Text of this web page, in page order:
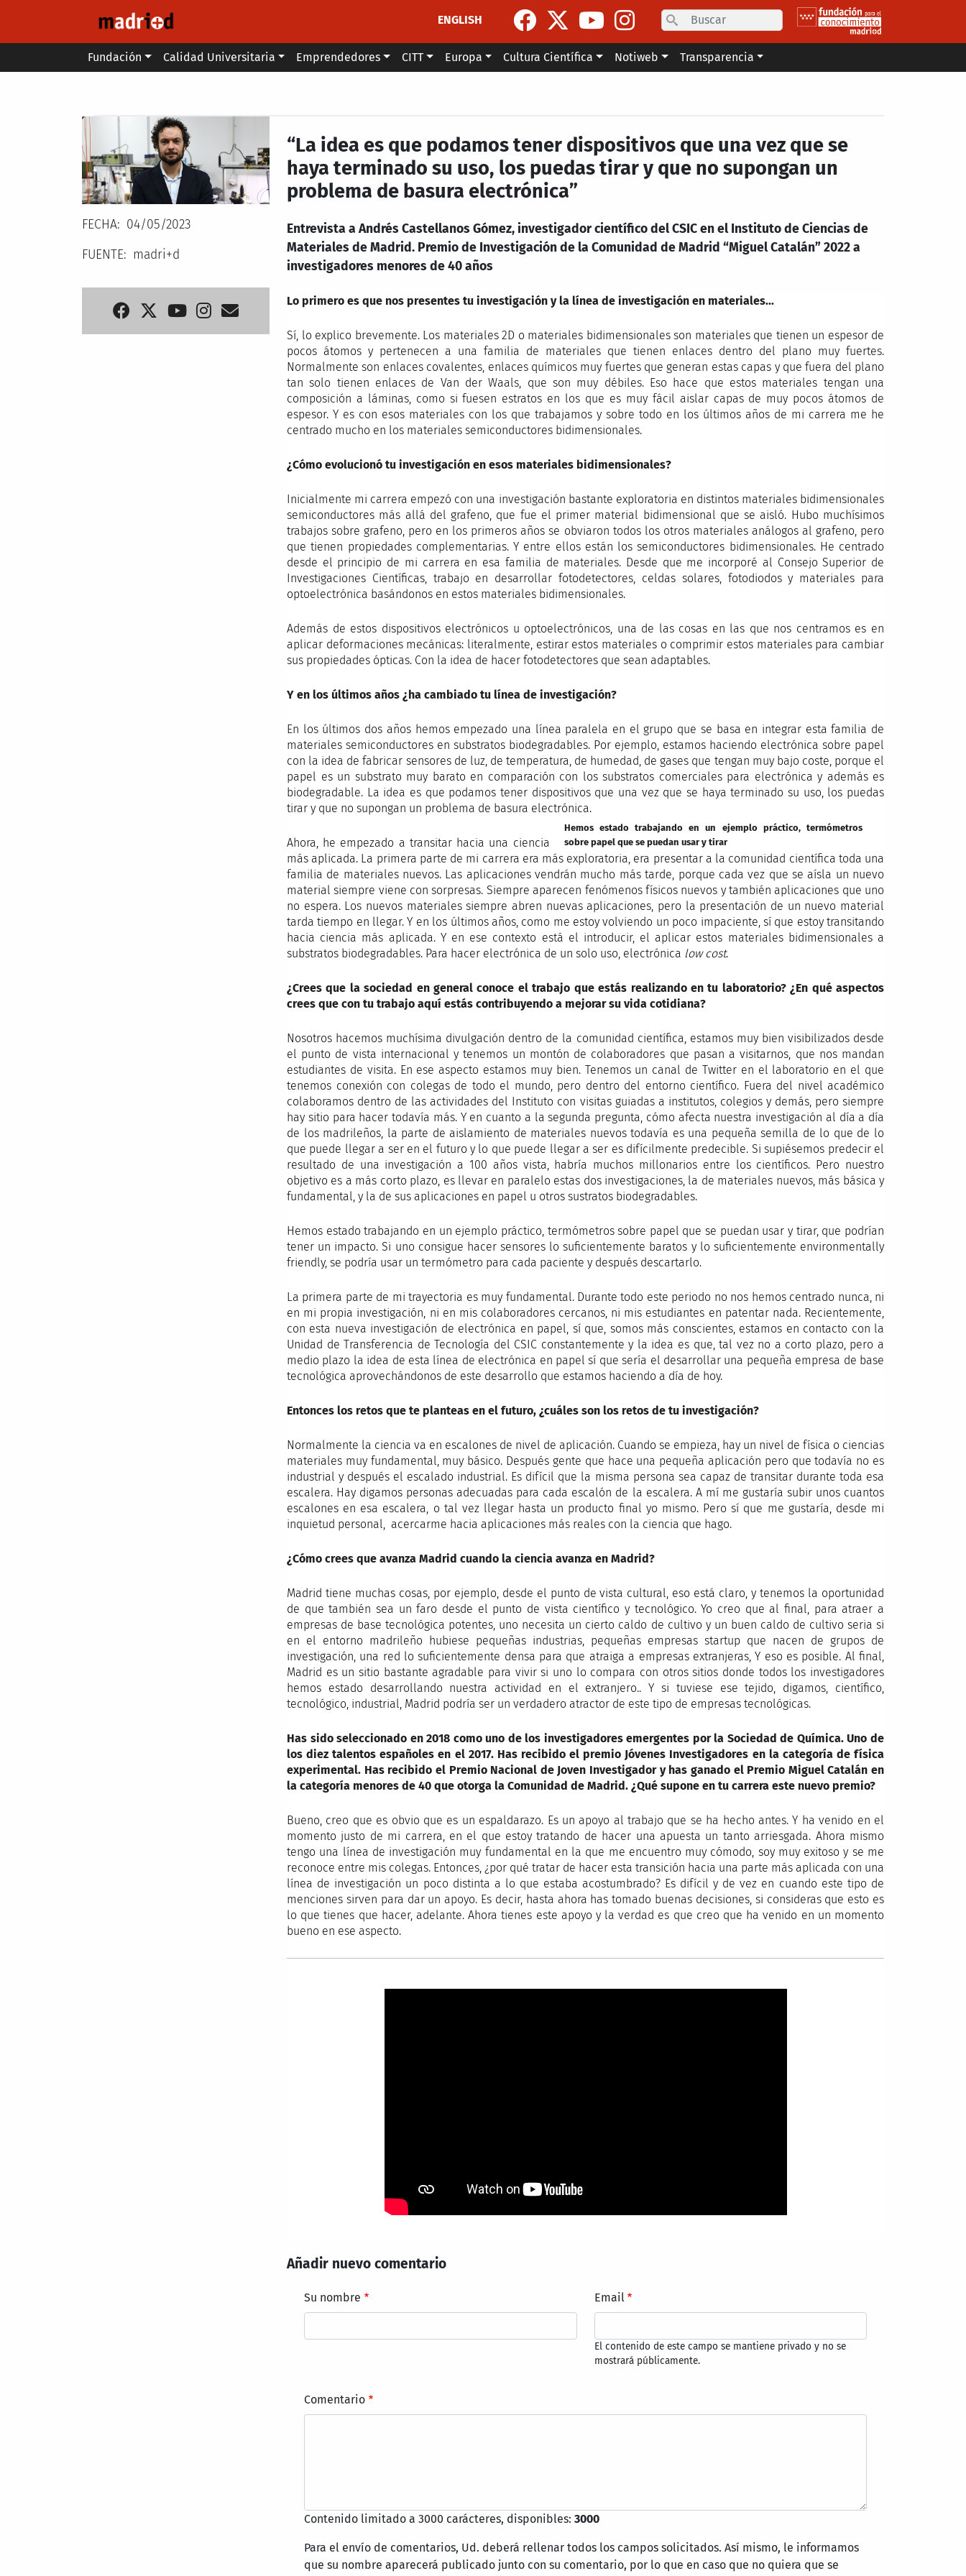
ENGLISH
Search
Main menu
Fundación Calidad Universitaria Emprendedores CITT Europa Cultura Científica Notiweb Transparencia
FECHA
04/05/2023
FUENTE
madri+d
“La idea es que podamos tener dispositivos que una vez que se
haya terminado su uso, los puedas tirar y que no supongan un
problema de basura electrónica”
Entrevista a Andrés Castellanos Gómez, investigador científico del CSIC en el Instituto de Ciencias de
Materiales de Madrid. Premio de Investigación de la Comunidad de Madrid “Miguel Catalán” 2022 a
investigadores menores de 40 años
Lo primero es que nos presentes tu investigación y la línea de investigación en materiales...
Sí, lo explico brevemente. Los materiales 2D o materiales bidimensionales son materiales que tienen un espesor de
pocos átomos y pertenecen a una familia de materiales que tienen enlaces dentro del plano muy fuertes.
Normalmente son enlaces covalentes, enlaces químicos muy fuertes que generan estas capas y que fuera del plano
tan solo tienen enlaces de Van der Waals, que son muy débiles. Eso hace que estos materiales tengan una
composición a láminas, como si fuesen estratos en los que es muy fácil aislar capas de muy pocos átomos de
espesor. Y es con esos materiales con los que trabajamos y sobre todo en los últimos años de mi carrera me he
centrado mucho en los materiales semiconductores bidimensionales.
¿Cómo evolucionó tu investigación en esos materiales bidimensionales?
Inicialmente mi carrera empezó con una investigación bastante exploratoria en distintos materiales bidimensionales
semiconductores más allá del grafeno, que fue el primer material bidimensional que se aisló. Hubo muchísimos
trabajos sobre grafeno, pero en los primeros años se obviaron todos los otros materiales análogos al grafeno, pero
que tienen propiedades complementarias. Y entre ellos están los semiconductores bidimensionales. He centrado
desde el principio de mi carrera en esa familia de materiales. Desde que me incorporé al Consejo Superior de
Investigaciones Científicas, trabajo en desarrollar fotodetectores, celdas solares, fotodiodos y materiales para
optoelectrónica basándonos en estos materiales bidimensionales.
Además de estos dispositivos electrónicos u optoelectrónicos, una de las cosas en las que nos centramos es en
aplicar deformaciones mecánicas: literalmente, estirar estos materiales o comprimir estos materiales para cambiar
sus propiedades ópticas. Con la idea de hacer fotodetectores que sean adaptables.
Y en los últimos años ¿ha cambiado tu línea de investigación?
En los últimos dos años hemos empezado una línea paralela en el grupo que se basa en integrar esta familia de
materiales semiconductores en substratos biodegradables. Por ejemplo, estamos haciendo electrónica sobre papel
con la idea de fabricar sensores de luz, de temperatura, de humedad, de gases que tengan muy bajo coste, porque el
papel es un substrato muy barato en comparación con los substratos comerciales para electrónica y además es
biodegradable. La idea es que podamos tener dispositivos que una vez que se haya terminado su uso, los puedas
tirar y que no supongan un problema de basura electrónica.
Hemos estado trabajando en un ejemplo práctico, termómetros
sobre papel que se puedan usar y tirar
Ahora, he empezado a transitar hacia una ciencia
más aplicada. La primera parte de mi carrera era más exploratoria, era presentar a la comunidad científica toda una
familia de materiales nuevos. Las aplicaciones vendrán mucho más tarde, porque cada vez que se aísla un nuevo
material siempre viene con sorpresas. Siempre aparecen fenómenos físicos nuevos y también aplicaciones que uno
no espera. Los nuevos materiales siempre abren nuevas aplicaciones, pero la presentación de un nuevo material
tarda tiempo en llegar. Y en los últimos años, como me estoy volviendo un poco impaciente, sí que estoy transitando
hacia ciencia más aplicada. Y en ese contexto está el introducir, el aplicar estos materiales bidimensionales a
substratos biodegradables. Para hacer electrónica de un solo uso, electrónica low cost.
¿Crees que la sociedad en general conoce el trabajo que estás realizando en tu laboratorio? ¿En qué aspectos
crees que con tu trabajo aquí estás contribuyendo a mejorar su vida cotidiana?
Nosotros hacemos muchísima divulgación dentro de la comunidad científica, estamos muy bien visibilizados desde
el punto de vista internacional y tenemos un montón de colaboradores que pasan a visitarnos, que nos mandan
estudiantes de visita. En ese aspecto estamos muy bien. Tenemos un canal de Twitter en el laboratorio en el que
tenemos conexión con colegas de todo el mundo, pero dentro del entorno científico. Fuera del nivel académico
colaboramos dentro de las actividades del Instituto con visitas guiadas a institutos, colegios y demás, pero siempre
hay sitio para hacer todavía más. Y en cuanto a la segunda pregunta, cómo afecta nuestra investigación al día a día
de los madrileños, la parte de aislamiento de materiales nuevos todavía es una pequeña semilla de lo que de lo
que puede llegar a ser en el futuro y lo que puede llegar a ser es difícilmente predecible. Si supiésemos predecir el
resultado de una investigación a 100 años vista, habría muchos millonarios entre los científicos. Pero nuestro
objetivo es a más corto plazo, es llevar en paralelo estas dos investigaciones, la de materiales nuevos, más básica y
fundamental, y la de sus aplicaciones en papel u otros sustratos biodegradables.
Hemos estado trabajando en un ejemplo práctico, termómetros sobre papel que se puedan usar y tirar, que podrían
tener un impacto. Si uno consigue hacer sensores lo suficientemente baratos y lo suficientemente environmentally
friendly, se podría usar un termómetro para cada paciente y después descartarlo.
La primera parte de mi trayectoria es muy fundamental. Durante todo este periodo no nos hemos centrado nunca, ni
en mi propia investigación, ni en mis colaboradores cercanos, ni mis estudiantes en patentar nada. Recientemente,
con esta nueva investigación de electrónica en papel, sí que, somos más conscientes, estamos en contacto con la
Unidad de Transferencia de Tecnología del CSIC constantemente y la idea es que, tal vez no a corto plazo, pero a
medio plazo la idea de esta línea de electrónica en papel sí que sería el desarrollar una pequeña empresa de base
tecnológica aprovechándonos de este desarrollo que estamos haciendo a día de hoy.
Entonces los retos que te planteas en el futuro, ¿cuáles son los retos de tu investigación?
Normalmente la ciencia va en escalones de nivel de aplicación. Cuando se empieza, hay un nivel de física o ciencias
materiales muy fundamental, muy básico. Después gente que hace una pequeña aplicación pero que todavía no es
industrial y después el escalado industrial. Es difícil que la misma persona sea capaz de transitar durante toda esa
escalera. Hay digamos personas adecuadas para cada escalón de la escalera. A mí me gustaría subir unos cuantos
escalones en esa escalera, o tal vez llegar hasta un producto final yo mismo. Pero sí que me gustaría, desde mi
inquietud personal, acercarme hacia aplicaciones más reales con la ciencia que hago.
¿Cómo crees que avanza Madrid cuando la ciencia avanza en Madrid?
Madrid tiene muchas cosas, por ejemplo, desde el punto de vista cultural, eso está claro, y tenemos la oportunidad
de que también sea un faro desde el punto de vista científico y tecnológico. Yo creo que al final, para atraer a
empresas de base tecnológica potentes, uno necesita un cierto caldo de cultivo y un buen caldo de cultivo seria si
en el entorno madrileño hubiese pequeñas industrias, pequeñas empresas startup que nacen de grupos de
investigación, una red lo suficientemente densa para que atraiga a empresas extranjeras, Y eso es posible. Al final,
Madrid es un sitio bastante agradable para vivir si uno lo compara con otros sitios donde todos los investigadores
hemos estado desarrollando nuestra actividad en el extranjero.. Y si tuviese ese tejido, digamos, científico,
tecnológico, industrial, Madrid podría ser un verdadero atractor de este tipo de empresas tecnológicas.
Has sido seleccionado en 2018 como uno de los investigadores emergentes por la Sociedad de Química. Uno de
los diez talentos españoles en el 2017. Has recibido el premio Jóvenes Investigadores en la categoría de física
experimental. Has recibido el Premio Nacional de Joven Investigador y has ganado el Premio Miguel Catalán en
la categoría menores de 40 que otorga la Comunidad de Madrid. ¿Qué supone en tu carrera este nuevo premio?
Bueno, creo que es obvio que es un espaldarazo. Es un apoyo al trabajo que se ha hecho antes. Y ha venido en el
momento justo de mi carrera, en el que estoy tratando de hacer una apuesta un tanto arriesgada. Ahora mismo
tengo una línea de investigación muy fundamental en la que me encuentro muy cómodo, soy muy exitoso y se me
reconoce entre mis colegas. Entonces, ¿por qué tratar de hacer esta transición hacia una parte más aplicada con una
línea de investigación un poco distinta a lo que estaba acostumbrado? Es difícil y de vez en cuando este tipo de
menciones sirven para dar un apoyo. Es decir, hasta ahora has tomado buenas decisiones, si consideras que esto es
lo que tienes que hacer, adelante. Ahora tienes este apoyo y la verdad es que creo que ha venido en un momento
bueno en ese aspecto.
Añadir nuevo comentario
Su nombre Email
El contenido de este campo se mantiene privado y no se
mostrará públicamente.
Comentario
Contenido limitado a 3000 carácteres, disponibles: 3000
Para el envío de comentarios, Ud. deberá rellenar todos los campos solicitados. Así mismo, le informamos
que su nombre aparecerá publicado junto con su comentario, por lo que en caso que no quiera que se